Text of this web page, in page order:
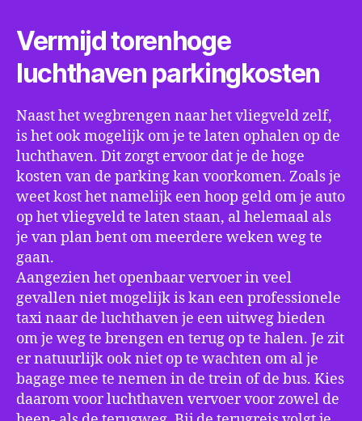
Vermijd torenhoge
luchthaven parkingkosten
Naast het wegbrengen naar het vliegveld zelf,
is het ook mogelijk om je te laten ophalen op de
luchthaven. Dit zorgt ervoor dat je de hoge
kosten van de parking kan voorkomen. Zoals je
weet kost het namelijk een hoop geld om je auto
op het vliegveld te laten staan, al helemaal als
je van plan bent om meerdere weken weg te
gaan.
Aangezien het openbaar vervoer in veel
gevallen niet mogelijk is kan een professionele
taxi naar de luchthaven je een uitweg bieden
om je weg te brengen en terug op te halen. Je zit
er natuurlijk ook niet op te wachten om al je
bagage mee te nemen in de trein of de bus. Kies
daarom voor luchthaven vervoer voor zowel de